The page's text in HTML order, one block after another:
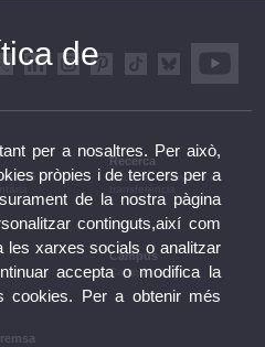
Recerca
Recerca, innovació i
Campus
Campus
de
per a nosaltres. Per això,
pròpies i de tercers per a
de la nostra pàgina
continguts,així com
les xarxes socials o analitzar
accepta o modifica la
cookies. Per a obtenir més